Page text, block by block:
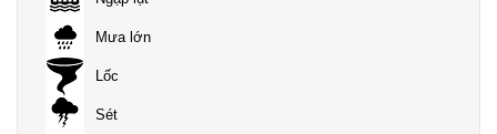
Mưa lớn
Lốc
Sét